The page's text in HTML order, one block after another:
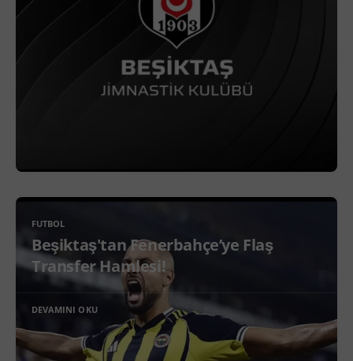
FUTBOL
Beşiktaş'tan Fenerbahçe’ye Flaş
Transfer Hamlesi!
DEVAMINI OKU